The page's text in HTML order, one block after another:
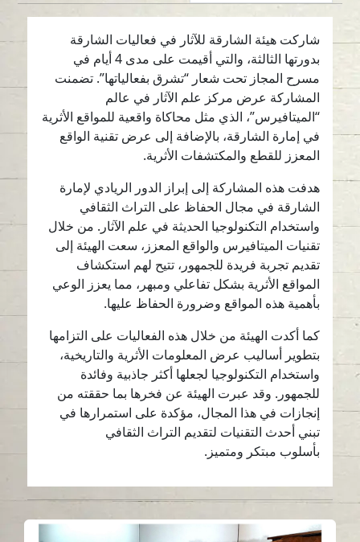
شاركت هيئة الشارقة للآثار في فعاليات الشارقة
بدورتها الثالثة، والتي أقيمت على مدى 4 أيام في
مسرح المجاز تحت شعار “تشرق بفعالياتها”. تضمنت
المشاركة عرض مركز علم الآثار في عالم
“الميتافيرس”، الذي مثل محاكاة واقعية للمواقع الأثرية
في إمارة الشارقة، بالإضافة إلى عرض تقنية الواقع
المعزز للقطع والمكتشفات الأثرية.
هدفت هذه المشاركة إلى إبراز الدور الريادي لإمارة
الشارقة في مجال الحفاظ على التراث الثقافي
واستخدام التكنولوجيا الحديثة في علم الآثار. من خلال
تقنيات الميتافيرس والواقع المعزز، سعت الهيئة إلى
تقديم تجربة فريدة للجمهور، تتيح لهم استكشاف
المواقع الأثرية بشكل تفاعلي ومبهر، مما يعزز الوعي
بأهمية هذه المواقع وضرورة الحفاظ عليها.
كما أكدت الهيئة من خلال هذه الفعاليات على التزامها
بتطوير أساليب عرض المعلومات الأثرية والتاريخية،
واستخدام التكنولوجيا لجعلها أكثر جاذبية وفائدة
للجمهور. وقد عبرت الهيئة عن فخرها بما حققته من
إنجازات في هذا المجال، مؤكدة على استمرارها في
تبني أحدث التقنيات لتقديم التراث الثقافي
بأسلوب مبتكر ومتميز.